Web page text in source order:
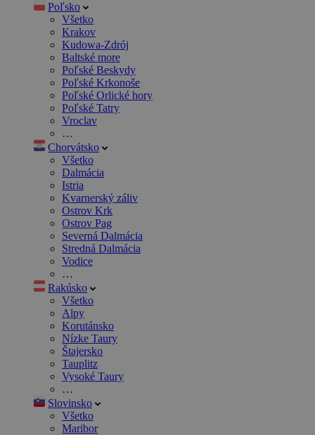
Poľsko
Všetko
Krakov
Kudowa-Zdrój
Baltské more
Poľské Beskydy
Poľské Krkonoše
Poľské Orlické hory
Poľské Tatry
Vroclav
…
Chorvátsko
Všetko
Dalmácia
Istria
Kvarnerský záliv
Ostrov Krk
Ostrov Pag
Severná Dalmácia
Stredná Dalmácia
Vodice
…
Rakúsko
Všetko
Alpy
Korutánsko
Nízke Taury
Štajersko
Tauplitz
Vysoké Taury
…
Slovinsko
Všetko
Maribor